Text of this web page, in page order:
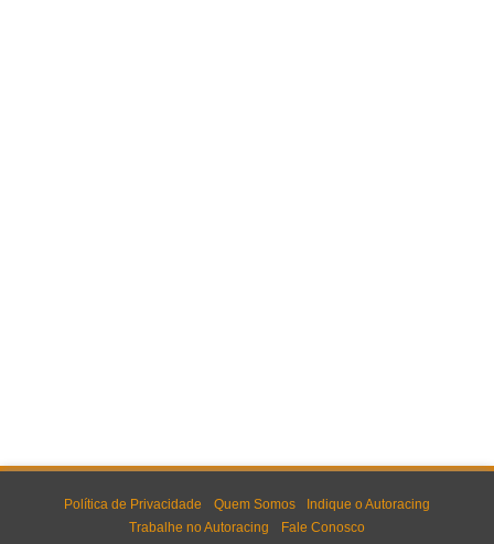
Política de Privacidade Quem Somos
Indique o Autoracing
Trabalhe no Autoracing
Fale Conosco